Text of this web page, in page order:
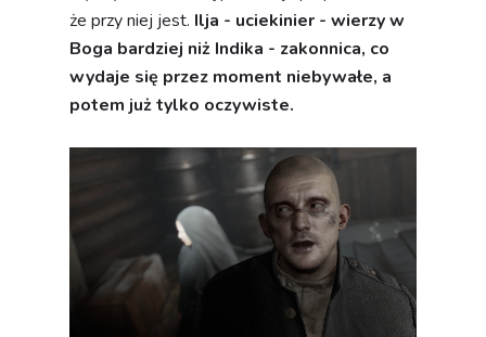
że przy niej jest. Ilja - uciekinier - wierzy w
Boga bardziej niż Indika - zakonnica, co
wydaje się przez moment niebywałe, a
potem już tylko oczywiste.